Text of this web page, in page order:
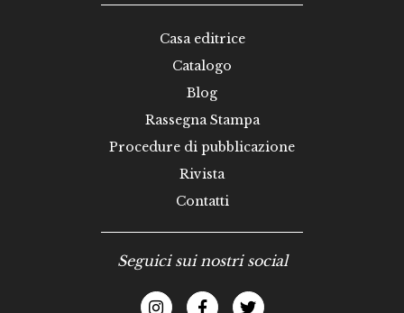
Casa editrice
Catalogo
Blog
Rassegna Stampa
Procedure di pubblicazione
Rivista
Contatti
Seguici sui nostri social